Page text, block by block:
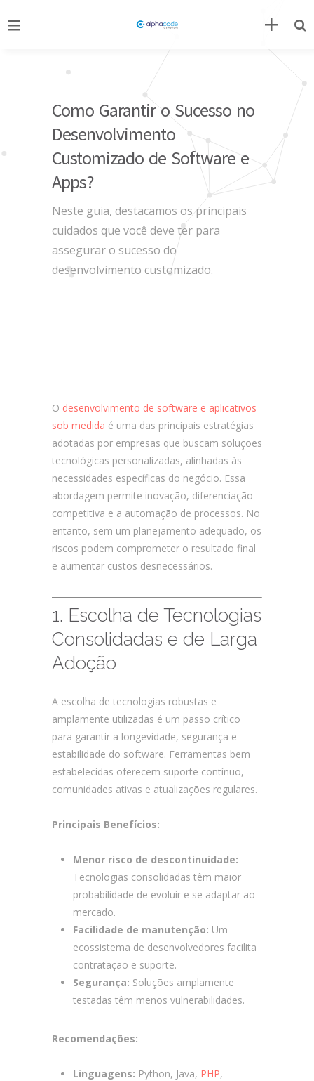
Como Garantir o Sucesso no
Desenvolvimento
Customizado de Software e
Apps?
Neste guia, destacamos os principais
cuidados que você deve ter para
assegurar o sucesso do
desenvolvimento customizado.
O desenvolvimento de software e aplicativos
sob medida é uma das principais estratégias
adotadas por empresas que buscam soluções
tecnológicas personalizadas, alinhadas às
necessidades específicas do negócio. Essa
abordagem permite inovação, diferenciação
competitiva e a automação de processos. No
entanto, sem um planejamento adequado, os
riscos podem comprometer o resultado final
e aumentar custos desnecessários.
1. Escolha de Tecnologias
Consolidadas e de Larga
Adoção
A escolha de tecnologias robustas e
amplamente utilizadas é um passo crítico
para garantir a longevidade, segurança e
estabilidade do software. Ferramentas bem
estabelecidas oferecem suporte contínuo,
comunidades ativas e atualizações regulares.
Principais Benefícios:
Menor risco de descontinuidade:
Tecnologias consolidadas têm maior
probabilidade de evoluir e se adaptar ao
mercado.
Facilidade de manutenção: Um
ecossistema de desenvolvedores facilita
contratação e suporte.
Segurança: Soluções amplamente
testadas têm menos vulnerabilidades.
Recomendações:
Linguagens: Python, Java, PHP,